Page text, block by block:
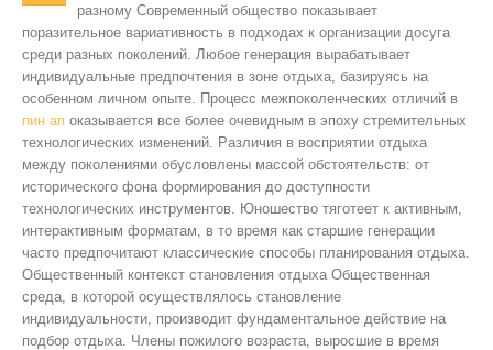
разному Современный общество показывает
поразительное вариативность в подходах к организации досуга
среди разных поколений. Любое генерация вырабатывает
индивидуальные предпочтения в зоне отдыха, базируясь на
особенном личном опыте. Процесс межпоколенческих отличий в
пин ап оказывается все более очевидным в эпоху стремительных
технологических изменений. Различия в восприятии отдыха
между поколениями обусловлены массой обстоятельств: от
исторического фона формирования до доступности
технологических инструментов. Юношество тяготеет к активным,
интерактивным форматам, в то время как старшие генерации
часто предпочитают классические способы планирования отдыха.
Общественный контекст становления отдыха Общественная
среда, в которой осуществлялось становление
индивидуальности, производит фундаментальное действие на
подбор отдыха. Члены пожилого возраста, выросшие в время